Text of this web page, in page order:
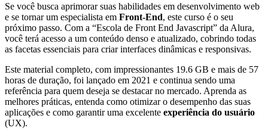
Se você busca aprimorar suas habilidades em desenvolvimento web
e se tornar um especialista em Front-End, este curso é o seu
próximo passo. Com a “Escola de Front End Javascript” da Alura,
você terá acesso a um conteúdo denso e atualizado, cobrindo todas
as facetas essenciais para criar interfaces dinâmicas e responsivas.
Este material completo, com impressionantes 19.6 GB e mais de 57
horas de duração, foi lançado em 2021 e continua sendo uma
referência para quem deseja se destacar no mercado. Aprenda as
melhores práticas, entenda como otimizar o desempenho das suas
aplicações e como garantir uma excelente experiência do usuário
(UX).